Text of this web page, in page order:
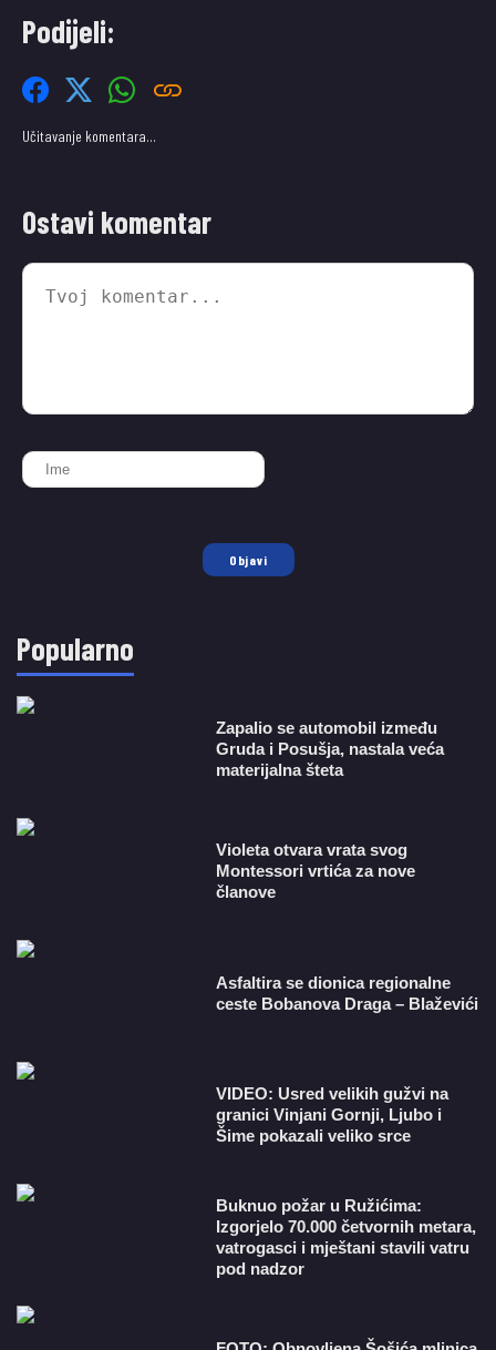
Podijeli:
Učitavanje komentara…
Ostavi komentar
Objavi
Popularno
Zapalio se automobil između
Gruda i Posušja, nastala veća
materijalna šteta
Violeta otvara vrata svog
Montessori vrtića za nove
članove
Asfaltira se dionica regionalne
ceste Bobanova Draga – Blaževići
VIDEO: Usred velikih gužvi na
granici Vinjani Gornji, Ljubo i
Šime pokazali veliko srce
Buknuo požar u Ružićima:
Izgorjelo 70.000 četvornih metara,
vatrogasci i mještani stavili vatru
pod nadzor